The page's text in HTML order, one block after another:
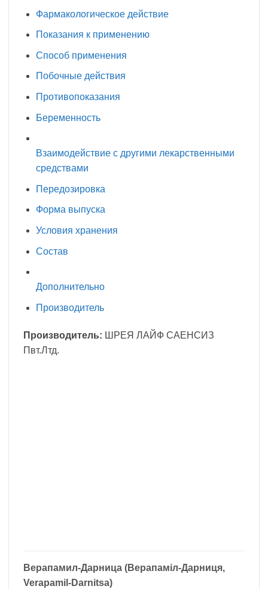
Фармакологическое действие
Показания к применению
Способ применения
Побочные действия
Противопоказания
Беременность
Взаимодействие с другими лекарственными
средствами
Передозировка
Форма выпуска
Условия хранения
Состав
Дополнительно
Производитель
Производитель: ШРЕЯ ЛАЙФ САЕНСИЗ
Пвт.Лтд.
Верапамил-Дарница (Верапаміл-Дарниця,
Verapamil-Darnitsa)